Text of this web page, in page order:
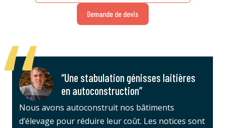
Demande de devis
“Une stabulation génisses laitières
en autoconstruction”
Nous avons autoconstruit nos bâtiments
d’élevage pour réduire leur coût. Les notices sont